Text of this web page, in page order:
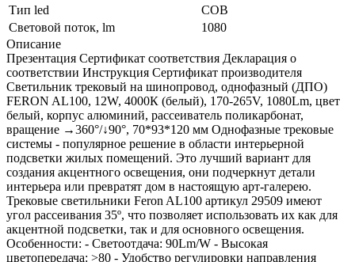
Тип led
COB
Световой поток, lm
1080
Описание
Презентация Сертификат соответствия Декларация о
соответствии Инструкция Сертификат производителя
Светильник трековый на шинопровод, однофазный (ДПО)
FERON AL100, 12W, 4000К (белый), 170-265V, 1080Lm, цвет
белый, корпус алюминий, рассеиватель поликарбонат,
вращение →360°/↓90°, 70*93*120 мм Однофазные трековые
системы - популярное решение в области интерьерной
подсветки жилых помещений. Это лучший вариант для
создания акцентного освещения, они подчеркнут детали
интерьера или превратят дом в настоящую арт-галерею.
Трековые светильники Feron AL100 артикул 29509 имеют
угол рассеивания 35º, что позволяет использовать их как для
акцентной подсветки, так и для основного освещения.
Особенности: - Светоотдача: 90Lm/W - Высокая
цветопередача: >80 - Удобство регулировки направления